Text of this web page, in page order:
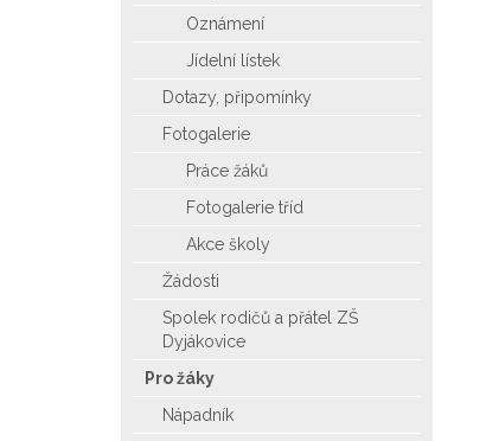
Oznámení
Jídelní lístek
Dotazy, připomínky
Fotogalerie
Práce žáků
Fotogalerie tříd
Akce školy
Žádosti
Spolek rodičů a přátel ZŠ
Dyjákovice
Pro žáky
Nápadník